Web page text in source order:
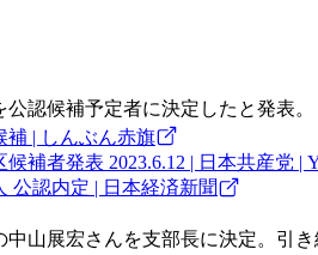
認候補予定者に決定したと発表。
補 | しんぶん赤旗
補者発表 2023.6.12 | 日本共産党 |
公認内定 | 日本経済新聞
山展宏さんを支部長に決定。引